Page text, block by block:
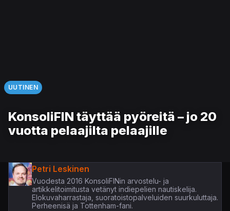
UUTINEN
KonsoliFIN täyttää pyöreitä – jo 20
vuotta pelaajilta pelaajille
Petri Leskinen
Vuodesta 2016 KonsoliFINin arvostelu- ja
artikkelitoimitusta vetänyt indiepelien nautiskelija.
Elokuvaharrastaja, suoratoistopalveluiden suurkuluttaja.
Perheenisä ja Tottenham-fani.